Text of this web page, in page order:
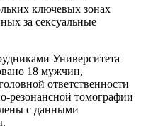
ключевых зонах
за сексуальные
Университета
18 мужчин,
ответственности
резонансной томографии
с данными